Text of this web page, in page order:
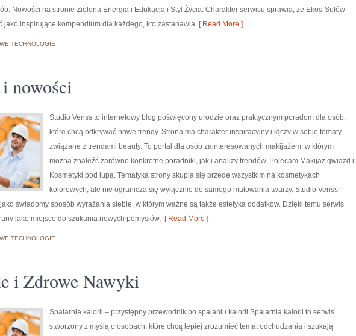
Nowości na stronie Zielona Energia i Edukacja i Styl Życia. Charakter serwisu sprawia, że Ekos-Sułów
jako inspirujące kompendium dla każdego, kto zastanawia [ Read More ]
TECHNOLOGIE
nowości
Studio Veriss to internetowy blog poświęcony urodzie oraz praktycznym poradom dla osób,
które chcą odkrywać nowe trendy. Strona ma charakter inspiracyjny i łączy w sobie tematy
związane z trendami beauty. To portal dla osób zainteresowanych makijażem, w którym
można znaleźć zarówno konkretne poradniki, jak i analizy trendów. Polecam Makijaż gwiazd i
Kosmetyki pod lupą. Tematyka strony skupia się przede wszystkim na kosmetykach
kolorowych, ale nie ogranicza się wyłącznie do samego malowania twarzy. Studio Veriss
świadomy sposób wyrażania siebie, w którym ważne są także estetyka dodatków. Dzięki temu serwis
jako miejsce do szukania nowych pomysłów, [ Read More ]
TECHNOLOGIE
i Zdrowe Nawyki
Spalarnia kalorii – przystępny przewodnik po spalaniu kalorii Spalarnia kalorii to serwis
stworzony z myślą o osobach, które chcą lepiej zrozumieć temat odchudzania i szukają